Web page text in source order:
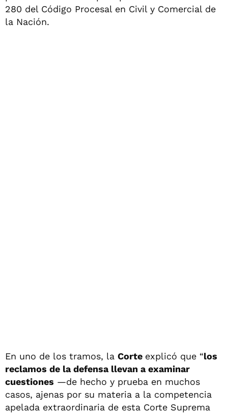
280 del Código Procesal en Civil y Comercial de
la Nación.
En uno de los tramos, la Corte explicó que “los
reclamos de la defensa llevan a examinar
cuestiones —de hecho y prueba en muchos
casos, ajenas por su materia a la competencia
apelada extraordinaria de esta Corte Suprema